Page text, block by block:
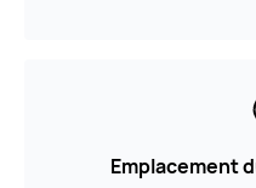
Emplacement